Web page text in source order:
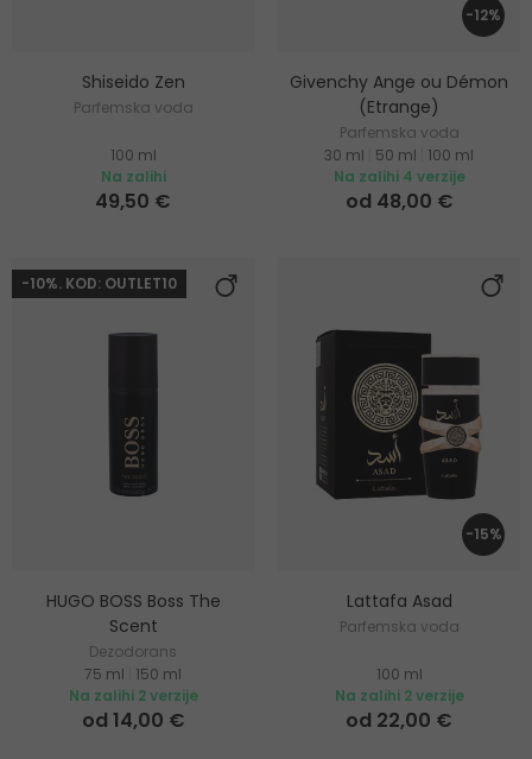
Shiseido Zen
Parfemska voda
100 ml
Na zalihi
49,50 €
-12%
Givenchy Ange ou Démon
(Etrange)
Parfemska voda
30 ml
50 ml
100 ml
Na zalihi 4 verzije
od 48,00 €
-10%. KOD: OUTLET10
HUGO BOSS Boss The
Scent
Dezodorans
75 ml
150 ml
Na zalihi 2 verzije
od 14,00 €
-15%
Lattafa Asad
Parfemska voda
100 ml
Na zalihi 2 verzije
od 22,00 €